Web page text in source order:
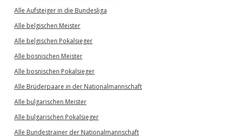
Alle Aufsteiger in die Bundesliga
Alle belgischen Meister
Alle belgischen Pokalsieger
Alle bosnischen Meister
Alle bosnischen Pokalsieger
Alle Brüderpaare in der Nationalmannschaft
Alle bulgarischen Meister
Alle bulgarischen Pokalsieger
Alle Bundestrainer der Nationalmannschaft